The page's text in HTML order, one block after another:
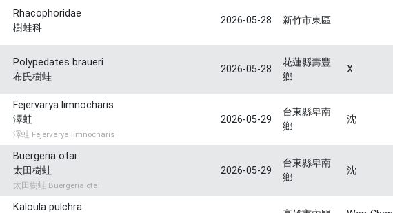
Rhacophoridae
樹蛙科
2026-05-28 新竹市東區
Polypedates braueri
布氏樹蛙
2026-05-28
花蓮縣壽豐
鄉
X
Fejervarya limnocharis
澤蛙
澤蛙 Fejervarya limnocharis
2026-05-29
台東縣卑南
鄉
沈
Buergeria otai
太田樹蛙
太田樹蛙 Buergeria otai
2026-05-29
台東縣卑南
鄉
沈
Kaloula pulchra